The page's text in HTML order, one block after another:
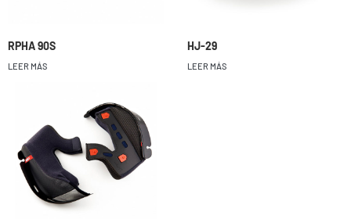
RPHA 90S
LEER MÁS
HJ-29
LEER MÁS